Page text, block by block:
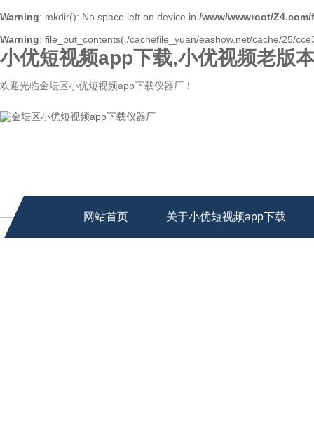
Warning: mkdir(): No space left on device in /www/wwwroot/
Warning: file_put_contents(./cachefile_yuan/eashow.net/cache/25/
小优短视频app下载,小优视频老版
欢迎光临金坛区小优短视频app下载仪器厂！
网站首页 关于小优短视频app下载